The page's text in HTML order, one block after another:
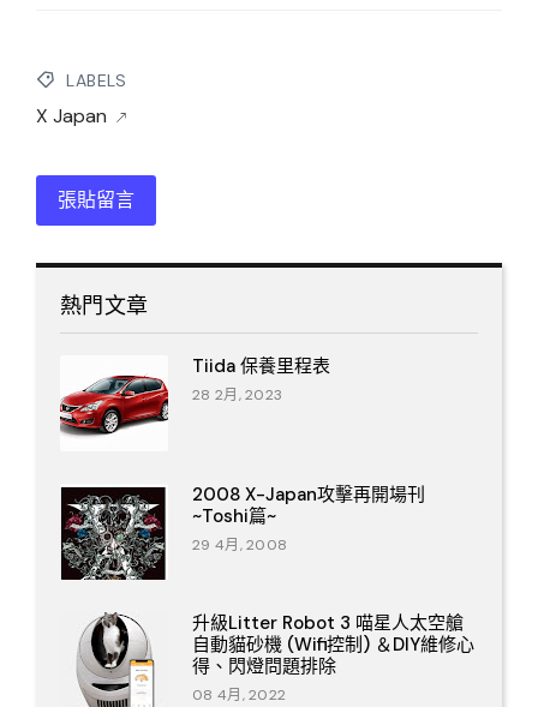
LABELS
X Japan
張貼留言
熱門文章
Tiida 保養里程表
28 2月, 2023
2008 X-Japan攻擊再開場刊
~Toshi篇~
29 4月, 2008
升級Litter Robot 3 喵星人太空艙
自動貓砂機 (Wifi控制) ＆DIY維修心
得、閃燈問題排除
08 4月, 2022